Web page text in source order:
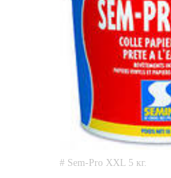
# Sem-Pro XXL 5 кг.